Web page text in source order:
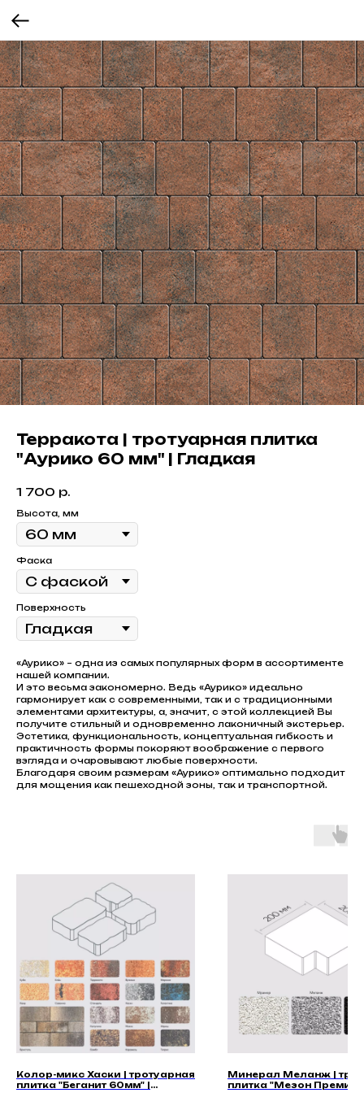
Терракота | тротуарная плитка
"Аурико 60 мм" | Гладкая
1 700 р.
Высота, мм
Фаска
Поверхность
«Аурико» – одна из самых популярных форм в ассортименте
нашей компании.
И это весьма закономерно. Ведь «Аурико» идеально
гармонирует как с современными, так и с традиционными
элементами архитектуры, а, значит, с этой коллекцией Вы
получите стильный и одновременно лаконичный экстерьер.
Эстетика, функциональность, концептуальная гибкость и
практичность формы покоряют воображение с первого
взгляда и очаровывают любые поверхности.
Благодаря своим размерам «Аурико» оптимально подходит
для мощения как пешеходной зоны, так и транспортной.
Колор-микс Хаски | тротуарная
плитка "Беганит 60мм" |
Минерал Меланж |
плитка "Мезон